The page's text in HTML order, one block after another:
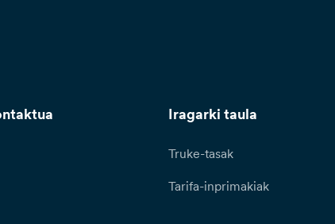
Iragarki taula
Truke-tasak
Tarifa-inprimakiak